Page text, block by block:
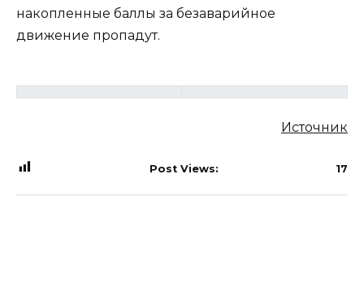
накопленные баллы за безаварийное
движение пропадут.
Источник
Post Views: 17